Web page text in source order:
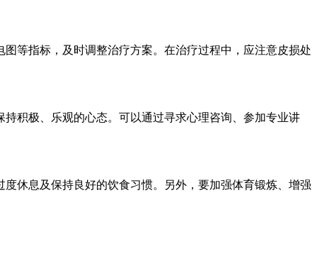
等指标，及时调整治疗方案。在治疗过程中，应注意皮损处
积极、乐观的心态。可以通过寻求心理咨询、参加专业讲
休息及保持良好的饮食习惯。另外，要加强体育锻炼、增强